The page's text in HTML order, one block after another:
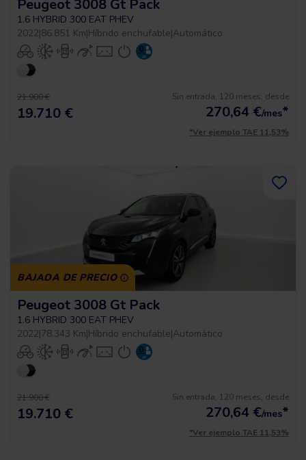
Peugeot 3008 Gt Pack
1.6 HYBRID 300 EAT PHEV
2022|86.851 Km|Híbrido enchufable|Automático
21.900 €
19.710 €
Sin entrada, 120 meses, desde
270,64 €/mes*
*Ver ejemplo TAE 11,53%
BAJADA DE PRECIO
Peugeot 3008 Gt Pack
1.6 HYBRID 300 EAT PHEV
2022|78.343 Km|Híbrido enchufable|Automático
21.900 €
19.710 €
Sin entrada, 120 meses, desde
270,64 €/mes*
*Ver ejemplo TAE 11,53%